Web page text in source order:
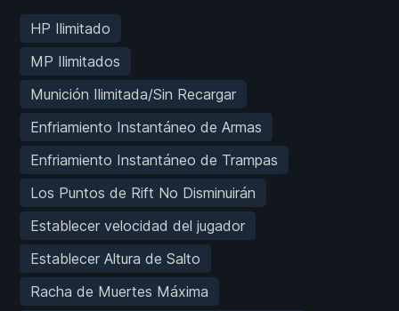
HP Ilimitado
MP Ilimitados
Munición Ilimitada/Sin Recargar
Enfriamiento Instantáneo de Armas
Enfriamiento Instantáneo de Trampas
Los Puntos de Rift No Disminuirán
Establecer velocidad del jugador
Establecer Altura de Salto
Racha de Muertes Máxima